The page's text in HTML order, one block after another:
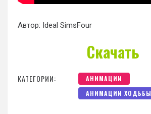
Автор: Ideal SimsFour
Скачать
КАТЕГОРИИ:
АНИМАЦИИ
АНИМАЦИИ ХОДЬБЫ